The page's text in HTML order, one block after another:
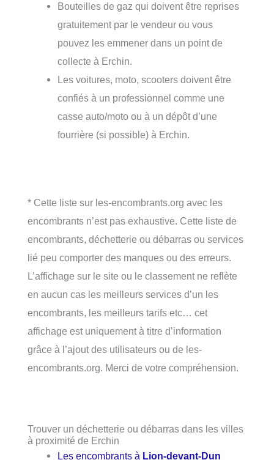
Bouteilles de gaz qui doivent être reprises
gratuitement par le vendeur ou vous
pouvez les emmener dans un point de
collecte à Erchin.
Les voitures, moto, scooters doivent être
confiés à un professionnel comme une
casse auto/moto ou à un dépôt d’une
fourrière (si possible) à Erchin.
* Cette liste sur les-encombrants.org avec les
encombrants n’est pas exhaustive. Cette liste de
encombrants, déchetterie ou débarras ou services
lié peu comporter des manques ou des erreurs.
L’affichage sur le site ou le classement ne reflète
en aucun cas les meilleurs services d’un les
encombrants, les meilleurs tarifs etc… cet
affichage est uniquement à titre d’information
grâce à l’ajout des utilisateurs ou de les-
encombrants.org. Merci de votre compréhension.
Trouver un déchetterie ou débarras dans les villes
à proximité de Erchin
Les encombrants à Lion-devant-Dun